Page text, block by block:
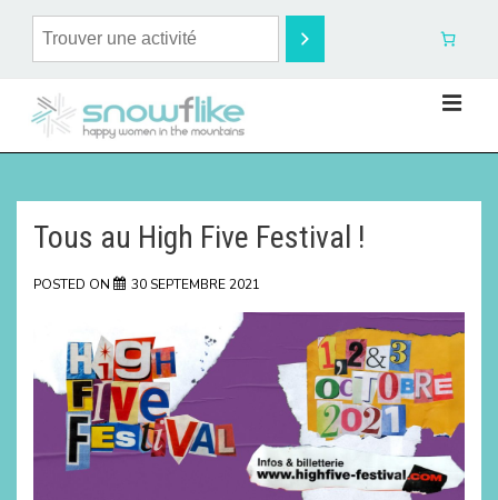
Tous au High Five Festival !
POSTED ON 30 SEPTEMBRE 2021